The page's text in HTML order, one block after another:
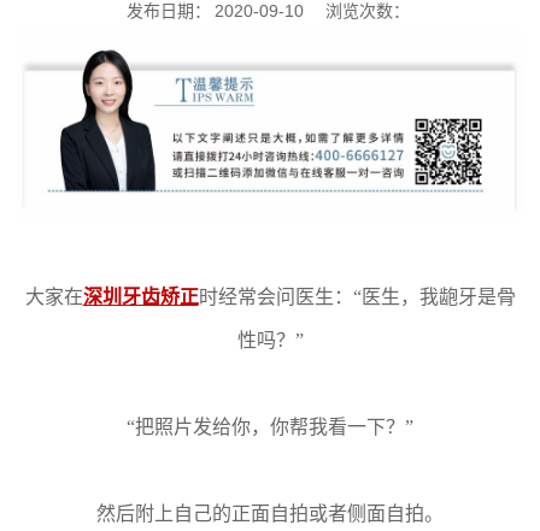
发布日期： 2020-09-10 浏览次数：
大家在深圳牙齿矫正时经常会问医生：“医生，我龅牙是骨
性吗？”
“把照片发给你，你帮我看一下？”
然后附上自己的正面自拍或者侧面自拍。